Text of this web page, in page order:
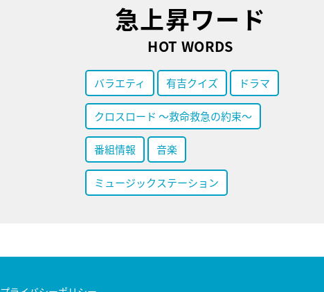
急上昇ワード
HOT WORDS
バラエティ 有吉クイズ ドラマ
クロスロード ～救命救急の約束～
番組情報 音楽
ミュージックステーション